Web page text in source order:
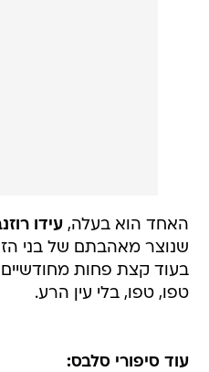
האחד הוא בעלה,עידו
שנוצר מאהבתם של בני
בעוד קצת פחות
טפו, טפו, בלי עין הרע.
עוד סיפורי סלבס: